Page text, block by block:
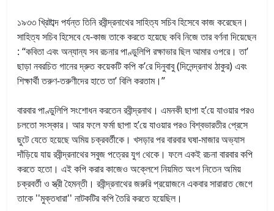
১৯৩৩ খ্রিষ্টাব্দ পর্যন্ত তিনি রবীন্দ্রনাথের সাহিত্য সচিব হিসেবে কাজ করেছেন।
সাহিত্য সচিব হিসেবে যে-কাজ তাকে করতে হয়েছে কবি নিজে তার বর্ণনা দিয়েছেন
: “কবিতা এবং অন্যান্য সব রচনার পাণ্ডুলিপি রক্ষাভার ছিল আমার ওপরে। তা’
ছাড়া নবরচিত গানের দ্রুত কয়েকটি কপি ক’রে দিনুবাবু (দিনেন্দ্রনাথ ঠাকুর) এবং
শিক্ষার্থী তরুণ-তরুণীদের হাতে তা’ বিলি করতাম।”
বারবার পাণ্ডুলিপি সংশোধন করতেন রবীন্দ্রনাথ। এমনকী ছাপা হ’য়ে যাওয়ার পরও
চলতো সংস্কার। আর ফলে ফর্মা ছাপা হ’য়ে যাওয়ার পরও বিশ্বভারতীর প্রেসে
ছুটে যেতে হয়েছে অমিয় চক্রবর্তীকে। খসড়ার পর বারবার ঘষা-মাজার অভ্যাস
দাঁড়িয়ে যায় রবীন্দ্রনাথের সবুজ পত্রের যুগ থেকে। ফলে একই রচনা বারবার কপি
করতে হতো। এই কপি করার কাজেও অক্লেশে নিয়মিত অংশ নিতেন অমিয়
চক্রবর্তী ও স্ত্রী হৈমন্তী। রবীন্দ্রনাথের জরুরি প্রয়োজনে একবার সারারাত জেগে
তাকে ''মুক্তধারা'' নাটকটির কপি তৈরি করতে হয়েছিল।